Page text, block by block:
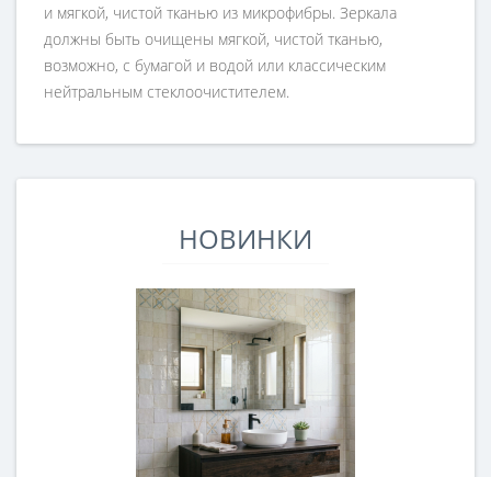
и мягкой, чистой тканью из микрофибры. Зеркала
должны быть очищены мягкой, чистой тканью,
возможно, с бумагой и водой или классическим
нейтральным стеклоочистителем.
НОВИНКИ